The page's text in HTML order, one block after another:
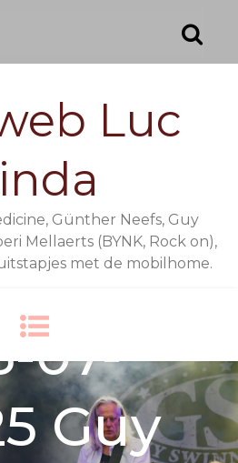
Luc
Günther Neefs, Guy
Mellaerts (BYNK, Rock on),
met de mobilhome.
07-
Guy